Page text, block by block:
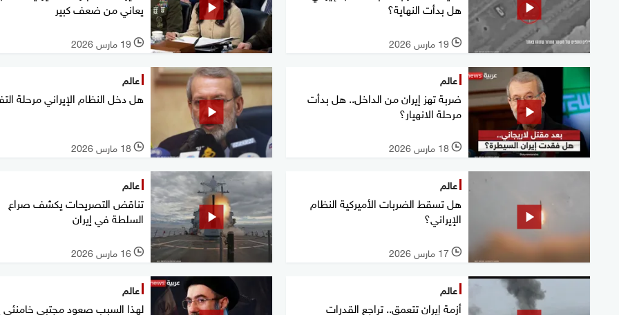
هل بدأت النهاية؟
l 19 مارس 2026
يعاني من ضعف كبير
l 19 مارس 2026
عالم
ضربة تهز إيران من الداخل.. هل بدأت
مرحلة الانهيار؟
l 18 مارس 2026
عالم
هل دخل النظام الإيراني مرحلة
l 18 مارس 2026
عالم
هل تسقط الضربات الأميركية النظام
الإيراني؟
l 17 مارس 2026
عالم
تناقض التصريحات يكشف صراع
السلطة في إيران
l 16 مارس 2026
عالم
أزمة إيران تتعمق.. تراجع القدرات
عالم
لهذا السبب صعود مجتبى